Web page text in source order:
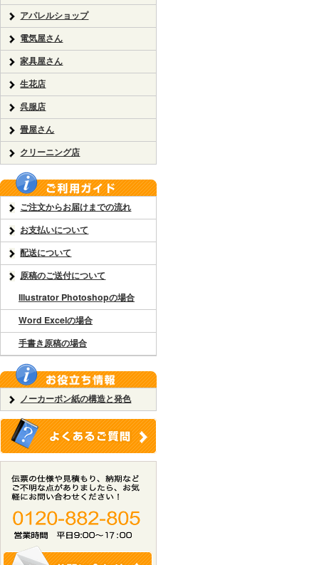
アパレルショップ
電気屋さん
家具屋さん
生花店
呉服店
畳屋さん
クリーニング店
ご注文からお届けまでの流れ
お支払いについて
配送について
原稿のご送付について
Illustrator Photoshopの場合
Word Excelの場合
手書き原稿の場合
ノーカーボン紙の構造と発色